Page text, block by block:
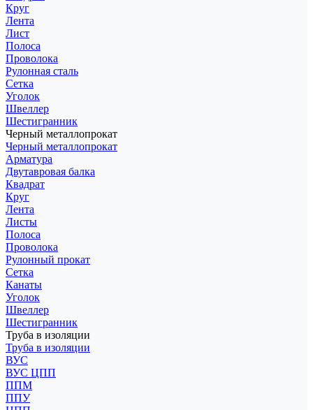
Круг
Лента
Лист
Полоса
Проволока
Рулонная сталь
Сетка
Уголок
Швеллер
Шестигранник
Черный металлопрокат
Черный металлопрокат
Арматура
Двутавровая балка
Квадрат
Круг
Лента
Листы
Полоса
Проволока
Рулонный прокат
Сетка
Канаты
Уголок
Швеллер
Шестигранник
Труба в изоляции
Труба в изоляции
ВУС
ВУС ЦПП
ППМ
ППУ